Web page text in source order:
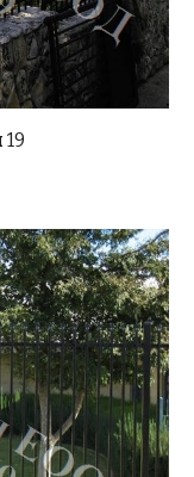
19